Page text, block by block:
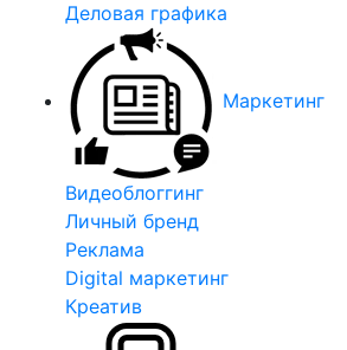
Деловая графика
Маркетинг
Видеоблоггинг
Личный бренд
Реклама
Digital маркетинг
Креатив